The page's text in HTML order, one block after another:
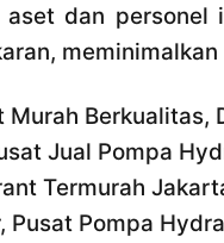
dan
Jual Pompa
Termurah
Pompa